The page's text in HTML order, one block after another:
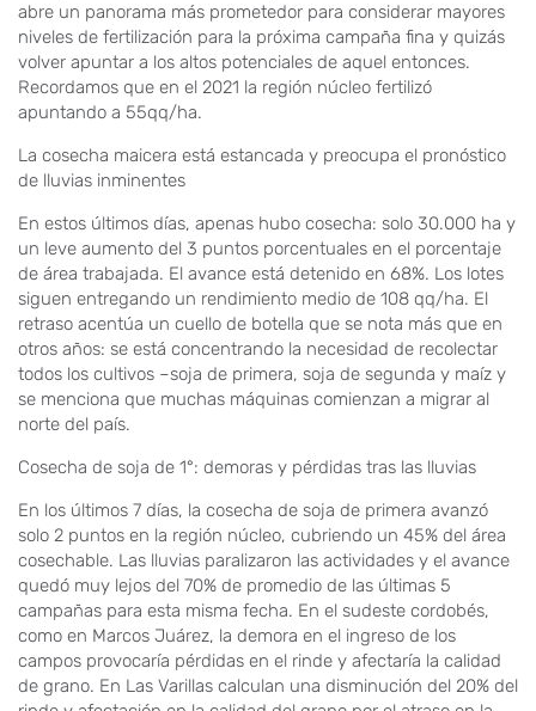
abre un panorama más prometedor para considerar mayores
niveles de fertilización para la próxima campaña fina y quizás
volver apuntar a los altos potenciales de aquel entonces.
Recordamos que en el 2021 la región núcleo fertilizó
apuntando a 55qq/ha.
La cosecha maicera está estancada y preocupa el pronóstico
de lluvias inminentes
En estos últimos días, apenas hubo cosecha: solo 30.000 ha y
un leve aumento del 3 puntos porcentuales en el porcentaje
de área trabajada. El avance está detenido en 68%. Los lotes
siguen entregando un rendimiento medio de 108 qq/ha. El
retraso acentúa un cuello de botella que se nota más que en
otros años: se está concentrando la necesidad de recolectar
todos los cultivos –soja de primera, soja de segunda y maíz y
se menciona que muchas máquinas comienzan a migrar al
norte del país.
Cosecha de soja de 1°: demoras y pérdidas tras las lluvias
En los últimos 7 días, la cosecha de soja de primera avanzó
solo 2 puntos en la región núcleo, cubriendo un 45% del área
cosechable. Las lluvias paralizaron las actividades y el avance
quedó muy lejos del 70% de promedio de las últimas 5
campañas para esta misma fecha. En el sudeste cordobés,
como en Marcos Juárez, la demora en el ingreso de los
campos provocaría pérdidas en el rinde y afectaría la calidad
de grano. En Las Varillas calculan una disminución del 20% del